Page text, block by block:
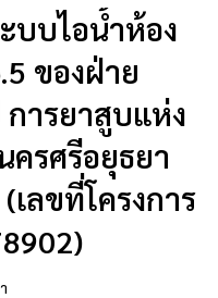
บบไอน้ำห้อง
ของฝ่าย
ารยาสูบแห่ง
ครศรีอยุธยา
ลขที่โครงการ